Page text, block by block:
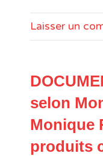
Laisser un
selon
Monique
produits